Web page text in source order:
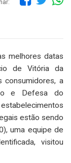
melhores datas
de Vitória da
consumidores, a
e Defesa do
estão sendo
uma equipe de
visitou